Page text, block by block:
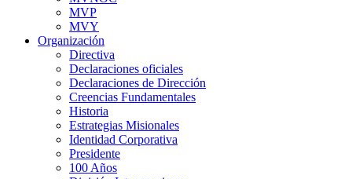
MVP
MVY
Organización
Directiva
Declaraciones oficiales
Declaraciones de Dirección
Creencias Fundamentales
Historia
Estrategias Misionales
Identidad Corporativa
Presidente
100 Años